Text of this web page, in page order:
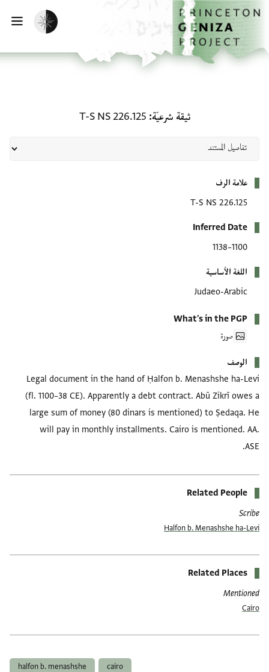
إلى المحتوى الرئيسي
الرئيسية
تفعيل الوضع المظلم
ثيقة شرعيّة T-S NS 226.125
علامة الرف
T-S NS 226.125
Inferred Date
1100–1138
اللغة الأساسية
Judaeo-Arabic
What's in the PGP
صورة
الوصف
Legal document in the hand of Ḥalfon b. Menashshe ha-Levi
(fl. 1100–38 CE). Apparently a debt contract. Abū Zikrī owes a
large sum of money (80 dinars is mentioned) to Ṣedaqa. He
will pay in monthly installments. Cairo is mentioned. AA.
ASE.
Related People
Scribe
Ḥalfon b. Menashshe ha-Levi
Related Places
Mentioned
Cairo
cairo
halfon b. menashshe